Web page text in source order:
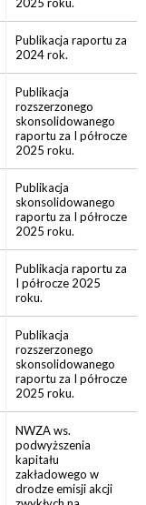
Publikacja raportu za
2024 rok.
Publikacja
rozszerzonego
skonsolidowanego
raportu za I półrocze
2025 roku.
Publikacja
skonsolidowanego
raportu za I półrocze
2025 roku.
Publikacja raportu za
I półrocze 2025
roku.
Publikacja
rozszerzonego
skonsolidowanego
raportu za I półrocze
2025 roku.
NWZA ws.
podwyższenia
kapitału
zakładowego w
drodze emisji akcji